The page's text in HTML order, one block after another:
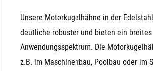
Unsere Motorkugelhähne in der
deutliche robuster und bieten ein breites
Anwendungsspektrum. Die
z.B. im Maschinenbau, Poolbau oder im